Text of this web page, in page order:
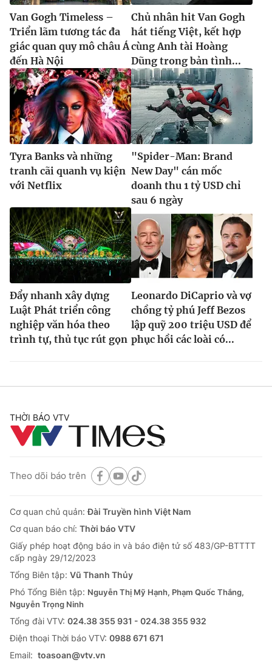
Van Gogh Timeless –
Triển lãm tương tác đa
giác quan quy mô châu Á
đến Hà Nội
Chủ nhân hit Van Gogh
hát tiếng Việt, kết hợp
cùng Anh tài Hoàng
Dũng trong bản tình...
Tyra Banks và những
tranh cãi quanh vụ kiện
với Netflix
"Spider-Man: Brand
New Day" cán mốc
doanh thu 1 tỷ USD chỉ
sau 6 ngày
Đẩy nhanh xây dựng
Luật Phát triển công
nghiệp văn hóa theo
trình tự, thủ tục rút gọn
Leonardo DiCaprio và vợ
chồng tỷ phú Jeff Bezos
lập quỹ 200 triệu USD để
phục hồi các loài có...
THỜI BÁO VTV
Theo dõi báo trên
Cơ quan chủ quản:Đài Truyền hình Việt Nam
Cơ quan báo chí: Thời báo VTV
Giấy phép hoạt động báo in và báo điện tử số 483/GP-BTTTT
cấp ngày 29/12/2023
Tổng Biên tập: Vũ Thanh Thủy
Phó Tổng Biên tập: Nguyễn Thị Mỹ Hạnh, Phạm Quốc Thắng,
Nguyễn Trọng Ninh
Tổng đài VTV: 024.38 355 931 - 024.38 355 932
Ðiện thoại Thời báo VTV: 0988 671 671
Email: toasoan@vtv.vn